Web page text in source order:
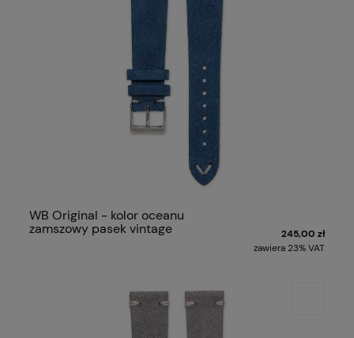
WB Original - kolor oceanu
zamszowy pasek vintage
245,00 zł
zawiera 23% VAT